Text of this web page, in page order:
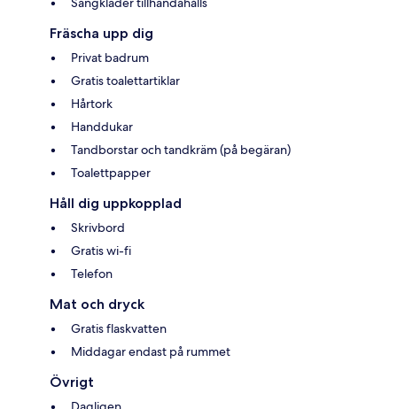
Fräscha upp dig
Privat badrum
Gratis toalettartiklar
Hårtork
Handdukar
Tandborstar och tandkräm (på begäran)
Toalettpapper
Håll dig uppkopplad
Skrivbord
Gratis wi-fi
Telefon
Mat och dryck
Gratis flaskvatten
Middagar endast på rummet
Övrigt